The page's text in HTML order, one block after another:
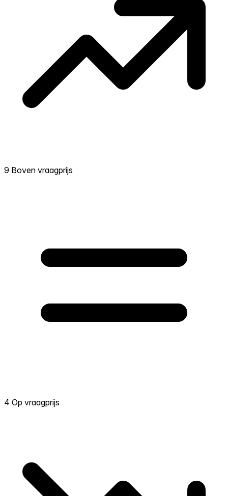
9 Boven vraagprijs
4 Op vraagprijs